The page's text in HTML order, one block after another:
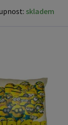
skladem